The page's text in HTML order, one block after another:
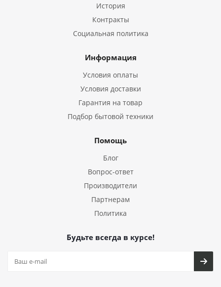
История
Контракты
Социальная политика
Информация
Условия оплаты
Условия доставки
Гарантия на товар
Подбор бытовой техники
Помощь
Блог
Вопрос-ответ
Производители
Партнерам
Политика
Будьте всегда в курсе!